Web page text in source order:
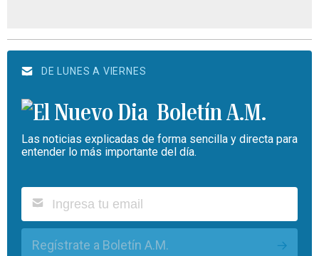
DE LUNES A VIERNES
Boletín A.M.
Las noticias explicadas de forma sencilla y directa para
entender lo más importante del día.
Regístrate a Boletín A.M.